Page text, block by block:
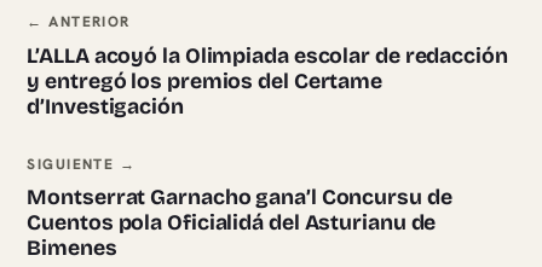
Navegación ente pieces
← ANTERIOR
L’ALLA acoyó la Olimpiada escolar de redacción
y entregó los premios del Certame
d’Investigación
SIGUIENTE →
Montserrat Garnacho gana’l Concursu de
Cuentos pola Oficialidá del Asturianu de
Bimenes